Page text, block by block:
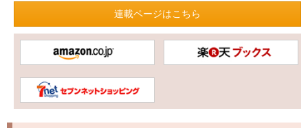
連載ページはこちら